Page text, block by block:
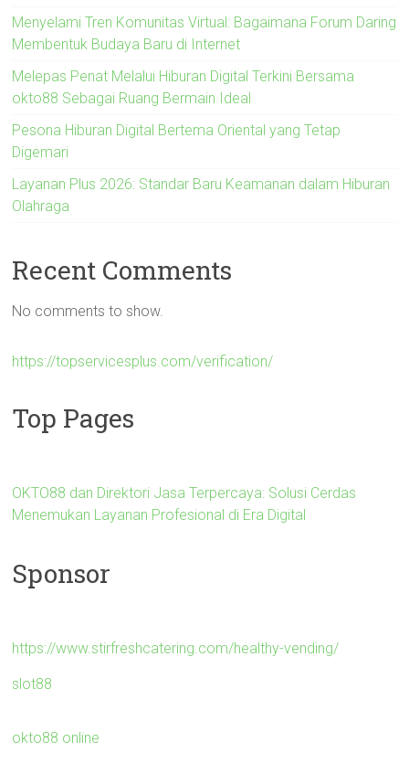
Menyelami Tren Komunitas Virtual: Bagaimana Forum Daring
Membentuk Budaya Baru di Internet
Melepas Penat Melalui Hiburan Digital Terkini Bersama
okto88 Sebagai Ruang Bermain Ideal
Pesona Hiburan Digital Bertema Oriental yang Tetap
Digemari
Layanan Plus 2026: Standar Baru Keamanan dalam Hiburan
Olahraga
Recent Comments
No comments to show.
https://topservicesplus.com/verification/
Top Pages
OKTO88 dan Direktori Jasa Terpercaya: Solusi Cerdas
Menemukan Layanan Profesional di Era Digital
Sponsor
https://www.stirfreshcatering.com/healthy-vending/
slot88
okto88 online